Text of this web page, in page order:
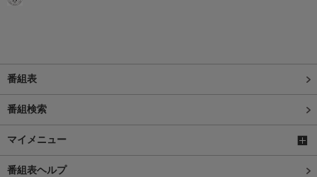
番組表
番組検索
マイメニュー
番組表ヘルプ